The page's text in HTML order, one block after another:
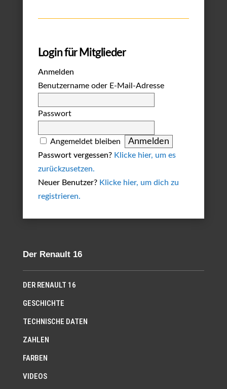
Login für Mitglieder
Anmelden
Benutzername oder E-Mail-Adresse
Passwort
Angemeldet bleiben
Passwort vergessen? Klicke hier, um es
zurückzusetzen.
Neuer Benutzer? Klicke hier, um dich zu
registrieren.
Der Renault 16
DER RENAULT 16
GESCHICHTE
TECHNISCHE DATEN
ZAHLEN
FARBEN
VIDEOS